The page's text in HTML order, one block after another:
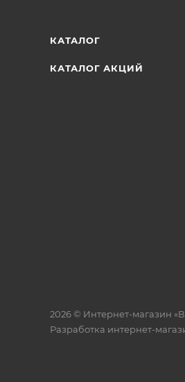
КАТАЛОГ
КАТАЛОГ АКЦИЙ
2026 © Интернет-магазин
Разработка интернет-